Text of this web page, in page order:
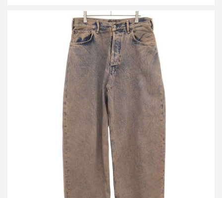
アクネストゥディオズ 1989 drago road overdyed distressed baggy
denim バギーデニムパンツ
買取金額18,000円
詳しく見る